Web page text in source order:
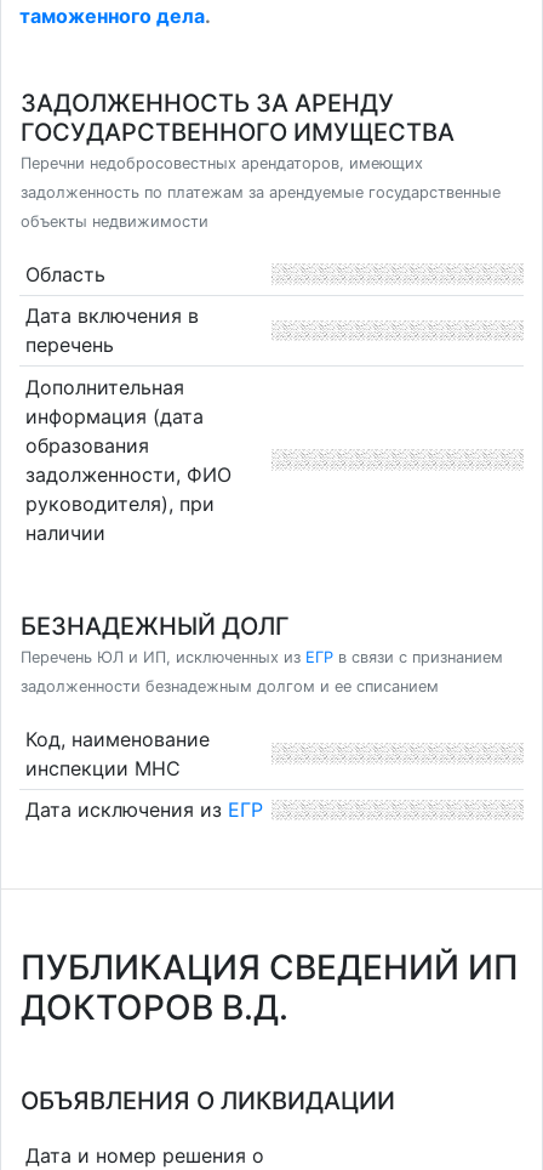
таможенного дела.
ЗАДОЛЖЕННОСТЬ ЗА АРЕНДУ
ГОСУДАРСТВЕННОГО ИМУЩЕСТВА
Перечни недобросовестных арендаторов, имеющих
задолженность по платежам за арендуемые государственные
объекты недвижимости
Область
Дата включения в
перечень
Дополнительная
информация (дата
образования
задолженности, ФИО
руководителя), при
наличии
БЕЗНАДЕЖНЫЙ ДОЛГ
Перечень ЮЛ и ИП, исключенных из ЕГР в связи с признанием
задолженности безнадежным долгом и ее списанием
Код, наименование
инспекции МНС
Дата исключения из ЕГР
ПУБЛИКАЦИЯ СВЕДЕНИЙ ИП
ДОКТОРОВ В.Д.
ОБЪЯВЛЕНИЯ О ЛИКВИДАЦИИ
Дата и номер решения о